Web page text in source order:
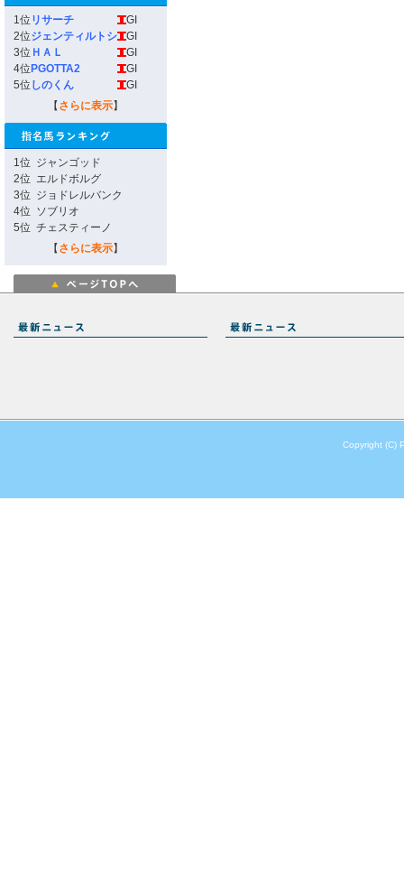
1位 リサーチ
GI
2位ジェンティルトシ
GI
3位 ＨＡＬ
GI
4位 PGOTTA2
GI
5位 しのくん
GI
【 さらに表示】
1位 ジャンゴッド
2位 エルドボルグ
3位 ジョドレルバンク
4位 ソブリオ
5位 チェスティーノ
【 さらに表示】
Copyright (C)